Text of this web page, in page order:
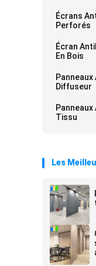
Écrans
Perforés
Écran
En Bois
Diffuseur
Tissu
Les